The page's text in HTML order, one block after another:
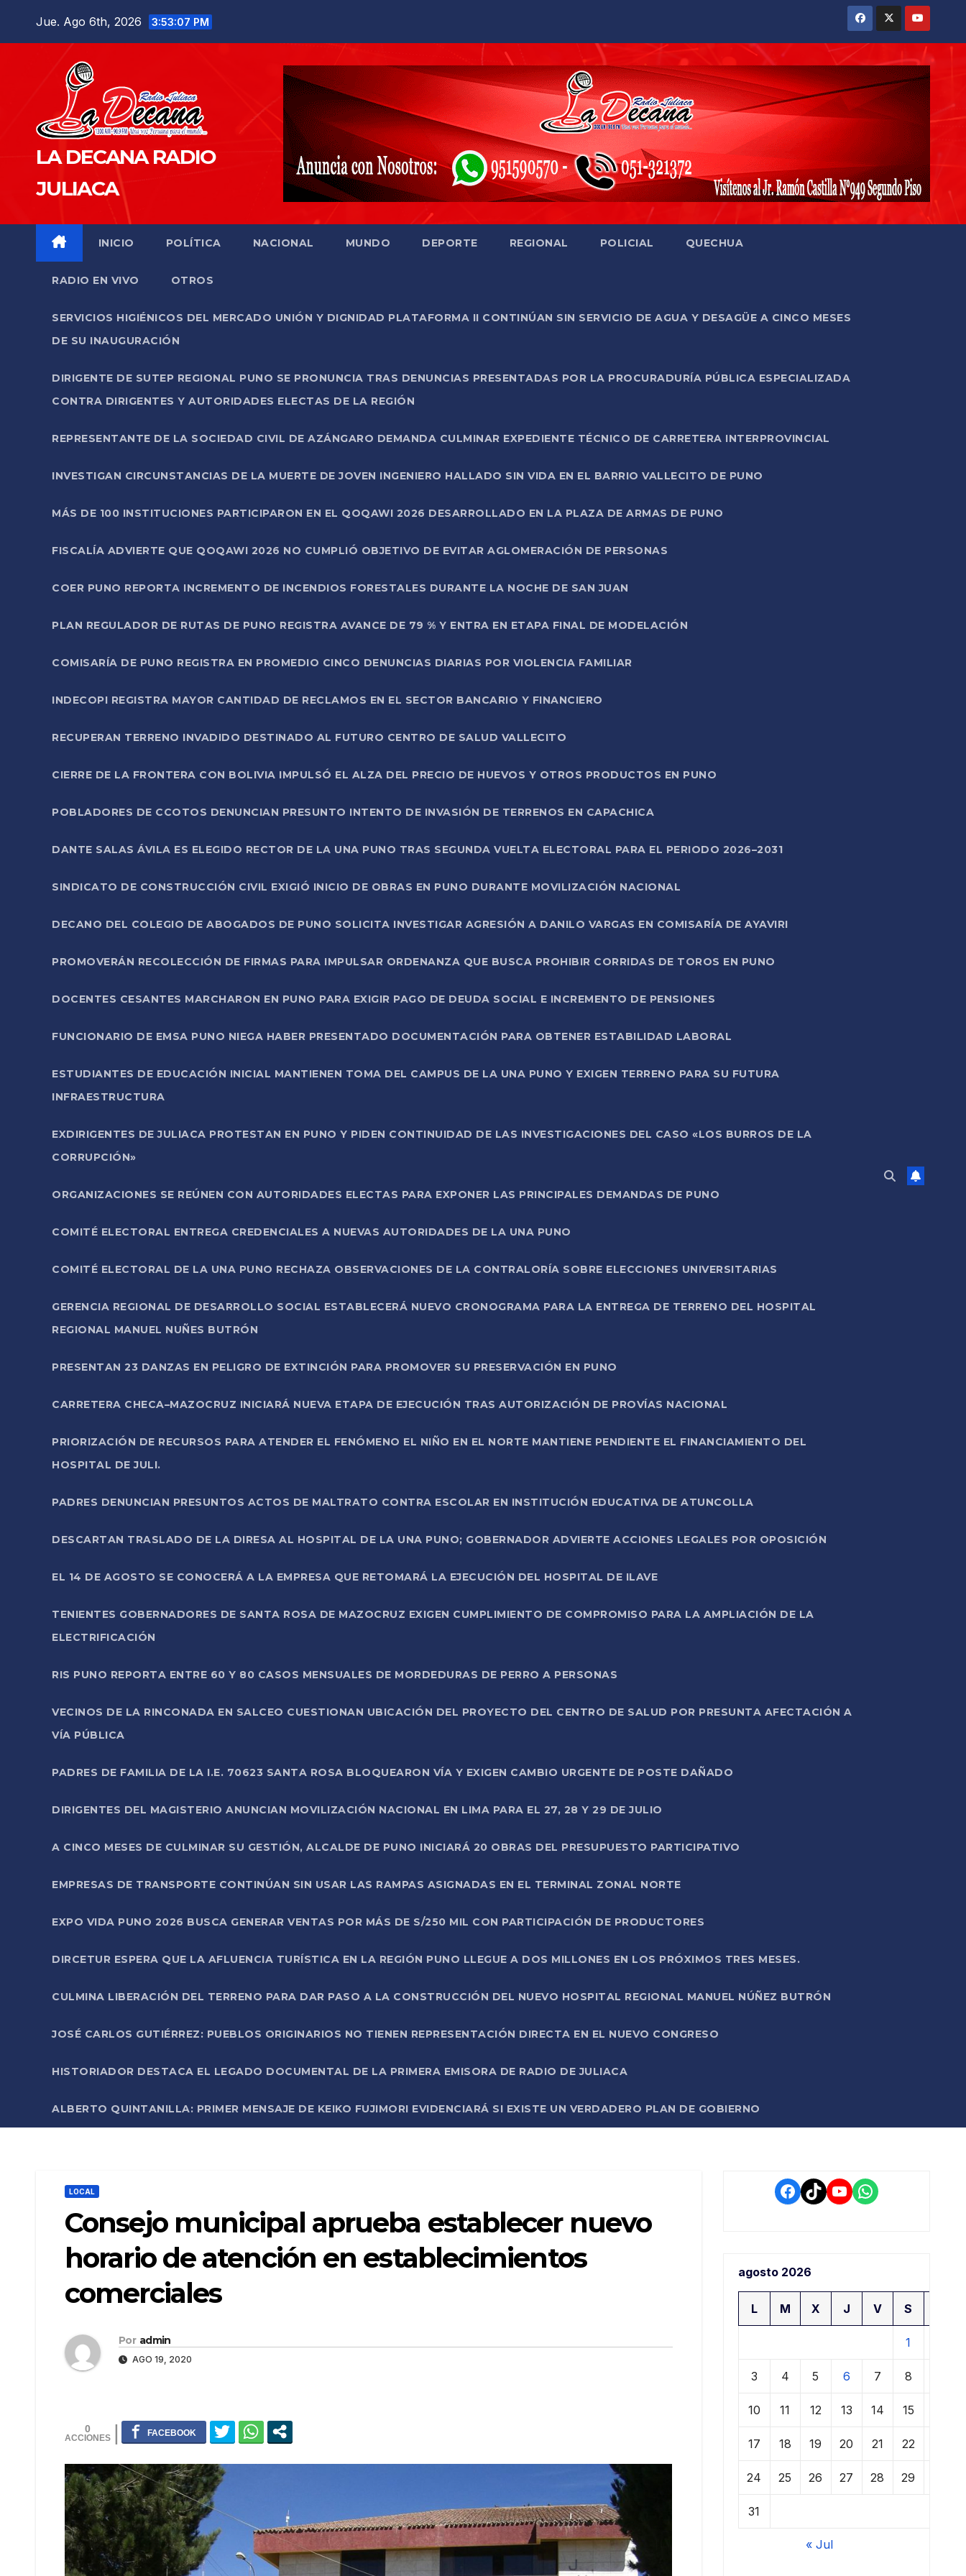
Jue. Ago 6th, 2026 3:53:08 PM
LA DECANA RADIO
JULIACA
INICIO POLÍTICA NACIONAL MUNDO DEPORTE REGIONAL POLICIAL QUECHUA
RADIO EN VIVO OTROS
SERVICIOS HIGIÉNICOS DEL MERCADO UNIÓN Y DIGNIDAD PLATAFORMA II CONTINÚAN SIN SERVICIO DE AGUA Y DESAGÜE A CINCO MESES
DE SU INAUGURACIÓN
DIRIGENTE DE SUTEP REGIONAL PUNO SE PRONUNCIA TRAS DENUNCIAS PRESENTADAS POR LA PROCURADURÍA PÚBLICA ESPECIALIZADA
CONTRA DIRIGENTES Y AUTORIDADES ELECTAS DE LA REGIÓN
REPRESENTANTE DE LA SOCIEDAD CIVIL DE AZÁNGARO DEMANDA CULMINAR EXPEDIENTE TÉCNICO DE CARRETERA INTERPROVINCIAL
INVESTIGAN CIRCUNSTANCIAS DE LA MUERTE DE JOVEN INGENIERO HALLADO SIN VIDA EN EL BARRIO VALLECITO DE PUNO
MÁS DE 100 INSTITUCIONES PARTICIPARON EN EL QOQAWI 2026 DESARROLLADO EN LA PLAZA DE ARMAS DE PUNO
FISCALÍA ADVIERTE QUE QOQAWI 2026 NO CUMPLIÓ OBJETIVO DE EVITAR AGLOMERACIÓN DE PERSONAS
COER PUNO REPORTA INCREMENTO DE INCENDIOS FORESTALES DURANTE LA NOCHE DE SAN JUAN
PLAN REGULADOR DE RUTAS DE PUNO REGISTRA AVANCE DE 79 % Y ENTRA EN ETAPA FINAL DE MODELACIÓN
COMISARÍA DE PUNO REGISTRA EN PROMEDIO CINCO DENUNCIAS DIARIAS POR VIOLENCIA FAMILIAR
INDECOPI REGISTRA MAYOR CANTIDAD DE RECLAMOS EN EL SECTOR BANCARIO Y FINANCIERO
RECUPERAN TERRENO INVADIDO DESTINADO AL FUTURO CENTRO DE SALUD VALLECITO
CIERRE DE LA FRONTERA CON BOLIVIA IMPULSÓ EL ALZA DEL PRECIO DE HUEVOS Y OTROS PRODUCTOS EN PUNO
POBLADORES DE CCOTOS DENUNCIAN PRESUNTO INTENTO DE INVASIÓN DE TERRENOS EN CAPACHICA
DANTE SALAS ÁVILA ES ELEGIDO RECTOR DE LA UNA PUNO TRAS SEGUNDA VUELTA ELECTORAL PARA EL PERIODO 2026–2031
SINDICATO DE CONSTRUCCIÓN CIVIL EXIGIÓ INICIO DE OBRAS EN PUNO DURANTE MOVILIZACIÓN NACIONAL
DECANO DEL COLEGIO DE ABOGADOS DE PUNO SOLICITA INVESTIGAR AGRESIÓN A DANILO VARGAS EN COMISARÍA DE AYAVIRI
PROMOVERÁN RECOLECCIÓN DE FIRMAS PARA IMPULSAR ORDENANZA QUE BUSCA PROHIBIR CORRIDAS DE TOROS EN PUNO
DOCENTES CESANTES MARCHARON EN PUNO PARA EXIGIR PAGO DE DEUDA SOCIAL E INCREMENTO DE PENSIONES
FUNCIONARIO DE EMSA PUNO NIEGA HABER PRESENTADO DOCUMENTACIÓN PARA OBTENER ESTABILIDAD LABORAL
ESTUDIANTES DE EDUCACIÓN INICIAL MANTIENEN TOMA DEL CAMPUS DE LA UNA PUNO Y EXIGEN TERRENO PARA SU FUTURA
INFRAESTRUCTURA
EXDIRIGENTES DE JULIACA PROTESTAN EN PUNO Y PIDEN CONTINUIDAD DE LAS INVESTIGACIONES DEL CASO «LOS BURROS DE LA
CORRUPCIÓN»
ORGANIZACIONES SE REÚNEN CON AUTORIDADES ELECTAS PARA EXPONER LAS PRINCIPALES DEMANDAS DE PUNO
COMITÉ ELECTORAL ENTREGA CREDENCIALES A NUEVAS AUTORIDADES DE LA UNA PUNO
COMITÉ ELECTORAL DE LA UNA PUNO RECHAZA OBSERVACIONES DE LA CONTRALORÍA SOBRE ELECCIONES UNIVERSITARIAS
GERENCIA REGIONAL DE DESARROLLO SOCIAL ESTABLECERÁ NUEVO CRONOGRAMA PARA LA ENTREGA DE TERRENO DEL HOSPITAL
REGIONAL MANUEL NUÑES BUTRÓN
PRESENTAN 23 DANZAS EN PELIGRO DE EXTINCIÓN PARA PROMOVER SU PRESERVACIÓN EN PUNO
CARRETERA CHECA–MAZOCRUZ INICIARÁ NUEVA ETAPA DE EJECUCIÓN TRAS AUTORIZACIÓN DE PROVÍAS NACIONAL
PRIORIZACIÓN DE RECURSOS PARA ATENDER EL FENÓMENO EL NIÑO EN EL NORTE MANTIENE PENDIENTE EL FINANCIAMIENTO DEL
HOSPITAL DE JULI.
PADRES DENUNCIAN PRESUNTOS ACTOS DE MALTRATO CONTRA ESCOLAR EN INSTITUCIÓN EDUCATIVA DE ATUNCOLLA
DESCARTAN TRASLADO DE LA DIRESA AL HOSPITAL DE LA UNA PUNO; GOBERNADOR ADVIERTE ACCIONES LEGALES POR OPOSICIÓN
EL 14 DE AGOSTO SE CONOCERÁ A LA EMPRESA QUE RETOMARÁ LA EJECUCIÓN DEL HOSPITAL DE ILAVE
TENIENTES GOBERNADORES DE SANTA ROSA DE MAZOCRUZ EXIGEN CUMPLIMIENTO DE COMPROMISO PARA LA AMPLIACIÓN DE LA
ELECTRIFICACIÓN
RIS PUNO REPORTA ENTRE 60 Y 80 CASOS MENSUALES DE MORDEDURAS DE PERRO A PERSONAS
VECINOS DE LA RINCONADA EN SALCEO CUESTIONAN UBICACIÓN DEL PROYECTO DEL CENTRO DE SALUD POR PRESUNTA AFECTACIÓN A
VÍA PÚBLICA
PADRES DE FAMILIA DE LA I.E. 70623 SANTA ROSA BLOQUEARON VÍA Y EXIGEN CAMBIO URGENTE DE POSTE DAÑADO
DIRIGENTES DEL MAGISTERIO ANUNCIAN MOVILIZACIÓN NACIONAL EN LIMA PARA EL 27, 28 Y 29 DE JULIO
A CINCO MESES DE CULMINAR SU GESTIÓN, ALCALDE DE PUNO INICIARÁ 20 OBRAS DEL PRESUPUESTO PARTICIPATIVO
EMPRESAS DE TRANSPORTE CONTINÚAN SIN USAR LAS RAMPAS ASIGNADAS EN EL TERMINAL ZONAL NORTE
EXPO VIDA PUNO 2026 BUSCA GENERAR VENTAS POR MÁS DE S/250 MIL CON PARTICIPACIÓN DE PRODUCTORES
DIRCETUR ESPERA QUE LA AFLUENCIA TURÍSTICA EN LA REGIÓN PUNO LLEGUE A DOS MILLONES EN LOS PRÓXIMOS TRES MESES.
CULMINA LIBERACIÓN DEL TERRENO PARA DAR PASO A LA CONSTRUCCIÓN DEL NUEVO HOSPITAL REGIONAL MANUEL NÚÑEZ BUTRÓN
JOSÉ CARLOS GUTIÉRREZ: PUEBLOS ORIGINARIOS NO TIENEN REPRESENTACIÓN DIRECTA EN EL NUEVO CONGRESO
HISTORIADOR DESTACA EL LEGADO DOCUMENTAL DE LA PRIMERA EMISORA DE RADIO DE JULIACA
ALBERTO QUINTANILLA: PRIMER MENSAJE DE KEIKO FUJIMORI EVIDENCIARÁ SI EXISTE UN VERDADERO PLAN DE GOBIERNO
LOCAL
Consejo municipal aprueba establecer nuevo
horario de atención en establecimientos
comerciales
Por admin
AGO 19, 2020
0
Facebook
TikTokYouTube
WhatsApp
agosto 2026
L M X J V S
1
3 4 5 6 7 8
10 11 12 13 14 15
17 18 19 20 21 22
24 25 26 27 28 29
31
« Jul